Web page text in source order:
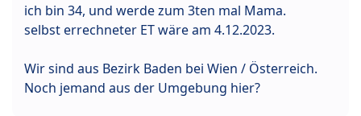
ich bin 34, und werde zum 3ten mal Mama.
selbst errechneter ET wäre am 4.12.2023.
Wir sind aus Bezirk Baden bei Wien / Österreich.
Noch jemand aus der Umgebung hier?